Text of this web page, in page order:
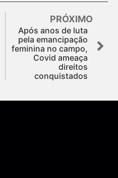
PRÓXIMO
Após anos de luta
pela emancipação
feminina no campo,
Covid ameaça
direitos
conquistados